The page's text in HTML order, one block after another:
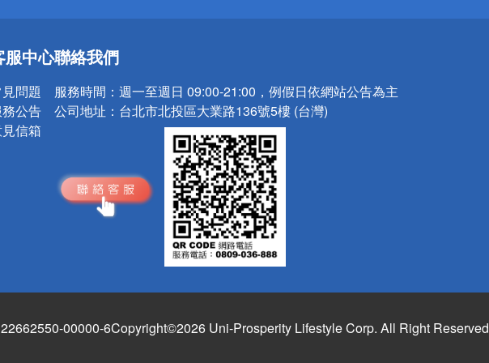
小心！
服中心
問題
公告
信箱
聯絡我們
服務時間： 週一至週日 09:00-21:00，例假日依網站公告為主
公司地址： 台北市北投區大業路136號5樓 (台灣)
00000-6Copyright©2026 Uni-Prosperity Lifestyle Corp. All Right Reserved